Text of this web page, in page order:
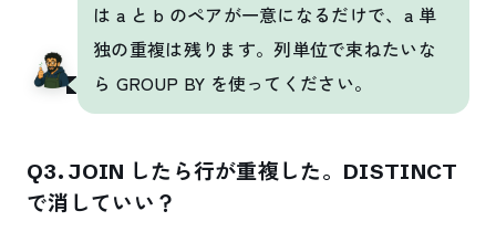
は a と b のペアが一意になるだけで、a 単
独の重複は残ります。列単位で束ねたいな
ら GROUP BY を使ってください。
Q3. JOIN したら行が重複した。DISTINCT
で消していい？